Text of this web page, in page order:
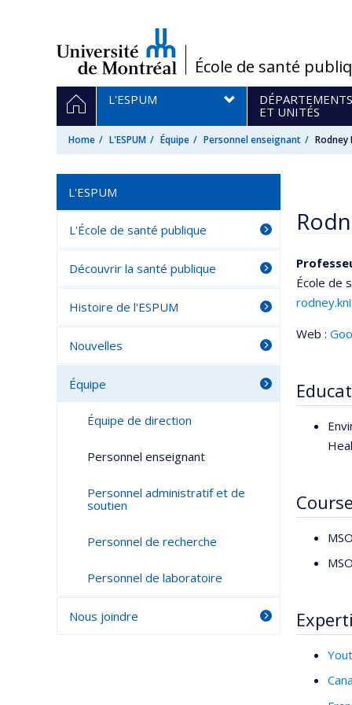
/École de santé
Navigation
principale
HOMEL'ESPUM
DÉPARTEMENTS
ET UNITÉS
Home L'ESPUM Équipe Personnel enseignant Rodney
École de
Web :
L'ESPUM
L'École de santé publique
Découvrir la santé publique
Histoire de l'ESPUM
Nouvelles
Équipe
Équipe de direction
Personnel enseignant
Personnel administratif et de
soutien
Personnel de recherche
Personnel de laboratoire
Nous joindre